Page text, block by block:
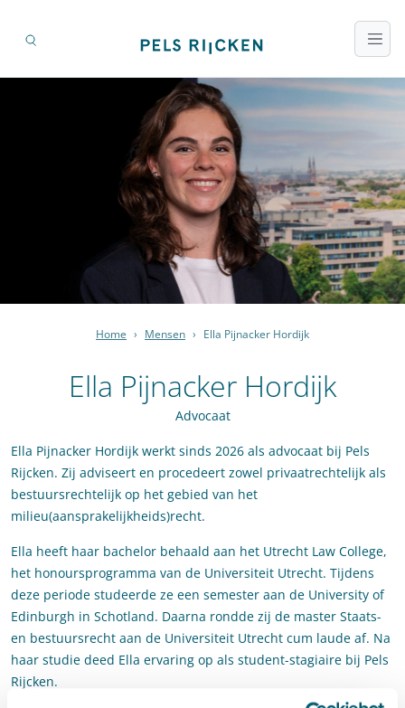
Home › Mensen › Ella Pijnacker Hordijk
Ella Pijnacker Hordijk
Advocaat
Ella Pijnacker Hordijk werkt sinds 2026 als advocaat bij Pels
Rijcken. Zij adviseert en procedeert zowel privaatrechtelijk als
bestuursrechtelijk op het gebied van het
milieu(aansprakelijkheids)recht.
Ella heeft haar bachelor behaald aan het Utrecht Law College,
het honoursprogramma van de Universiteit Utrecht. Tijdens
deze periode studeerde ze een semester aan de University of
Edinburgh in Schotland. Daarna rondde zij de master Staats-
en bestuursrecht aan de Universiteit Utrecht cum laude af. Na
haar studie deed Ella ervaring op als student-stagiaire bij Pels
Rijcken.